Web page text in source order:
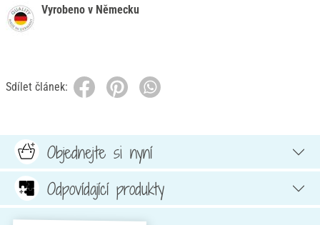
Vyrobeno v Německu
Sdílet článek:
Objednejte si nyní
Odpovídající produkty